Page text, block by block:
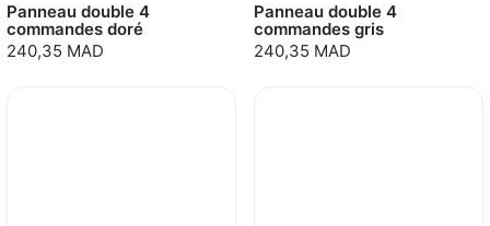
Panneau double 4
commandes doré
240,35 MAD
Panneau double 4
commandes gris
240,35 MAD